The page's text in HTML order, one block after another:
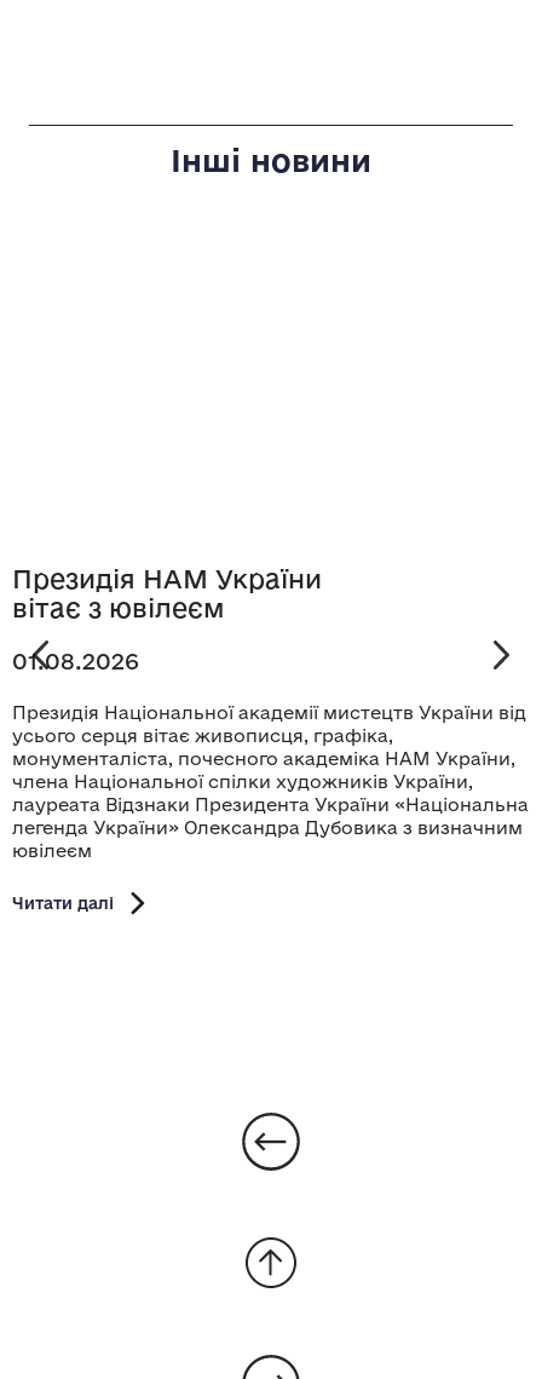
Інші новини
Президія НАМ України
вітає з ювілеєм
01.08.2026
Президія Національної академії мистецтв України від
усього серця вітає живописця, графіка,
монументаліста, почесного академіка НАМ України,
члена Національної спілки художників України,
лауреата Відзнаки Президента України «Національна
легенда України» Олександра Дубовика з визначним
ювілеєм
Читати далі